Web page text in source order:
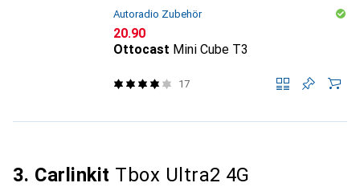
Autoradio Zubehör
CHF
20.90
Ottocast Mini Cube T3
17
3. Carlinkit Tbox Ultra2 4G